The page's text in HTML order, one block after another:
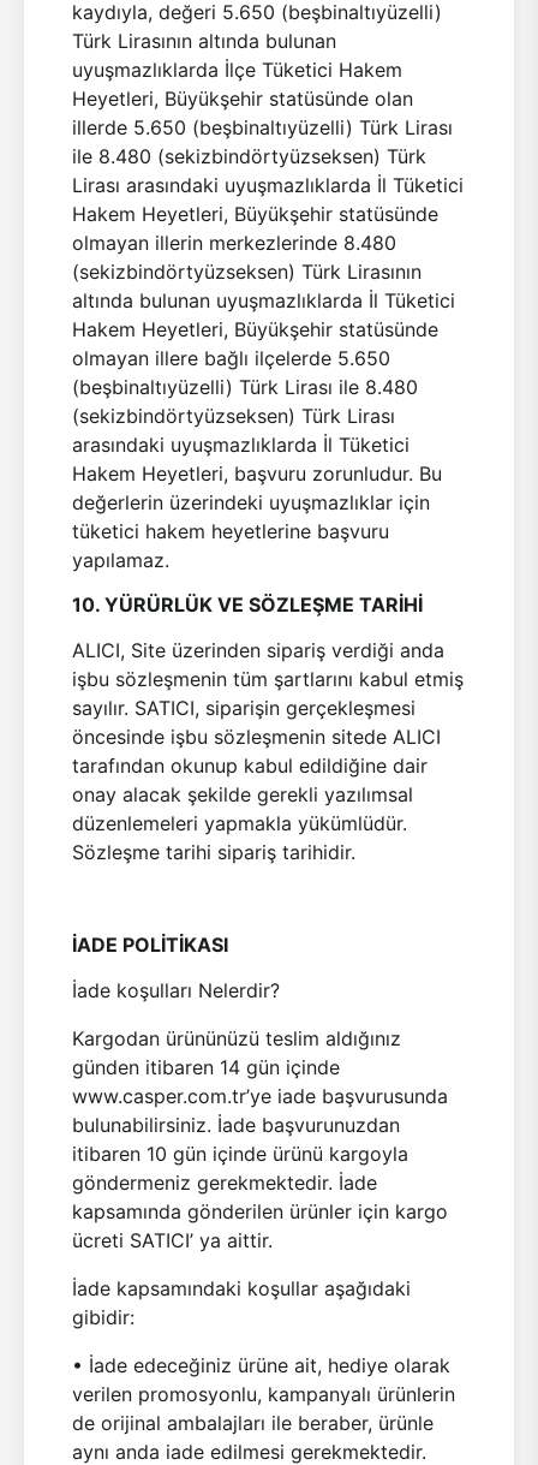
kaydıyla, değeri 5.650 (beşbinaltıyüzelli)
Türk Lirasının altında bulunan
uyuşmazlıklarda İlçe Tüketici Hakem
Heyetleri, Büyükşehir statüsünde olan
illerde 5.650 (beşbinaltıyüzelli) Türk Lirası
ile 8.480 (sekizbindörtyüzseksen) Türk
Lirası arasındaki uyuşmazlıklarda İl Tüketici
Hakem Heyetleri, Büyükşehir statüsünde
olmayan illerin merkezlerinde 8.480
(sekizbindörtyüzseksen) Türk Lirasının
altında bulunan uyuşmazlıklarda İl Tüketici
Hakem Heyetleri, Büyükşehir statüsünde
olmayan illere bağlı ilçelerde 5.650
(beşbinaltıyüzelli) Türk Lirası ile 8.480
(sekizbindörtyüzseksen) Türk Lirası
arasındaki uyuşmazlıklarda İl Tüketici
Hakem Heyetleri, başvuru zorunludur. Bu
değerlerin üzerindeki uyuşmazlıklar için
tüketici hakem heyetlerine başvuru
yapılamaz.
10. YÜRÜRLÜK VE SÖZLEŞME TARİHİ
ALICI, Site üzerinden sipariş verdiği anda
işbu sözleşmenin tüm şartlarını kabul etmiş
sayılır. SATICI, siparişin gerçekleşmesi
öncesinde işbu sözleşmenin sitede ALICI
tarafından okunup kabul edildiğine dair
onay alacak şekilde gerekli yazılımsal
düzenlemeleri yapmakla yükümlüdür.
Sözleşme tarihi sipariş tarihidir.
İADE POLİTİKASI
İade koşulları Nelerdir?
Kargodan ürününüzü teslim aldığınız
günden itibaren 14 gün içinde
www.casper.com.tr’ye iade başvurusunda
bulunabilirsiniz. İade başvurunuzdan
itibaren 10 gün içinde ürünü kargoyla
göndermeniz gerekmektedir. İade
kapsamında gönderilen ürünler için kargo
ücreti SATICI’ ya aittir.
İade kapsamındaki koşullar aşağıdaki
gibidir:
• İade edeceğiniz ürüne ait, hediye olarak
verilen promosyonlu, kampanyalı ürünlerin
de orijinal ambalajları ile beraber, ürünle
aynı anda iade edilmesi gerekmektedir.